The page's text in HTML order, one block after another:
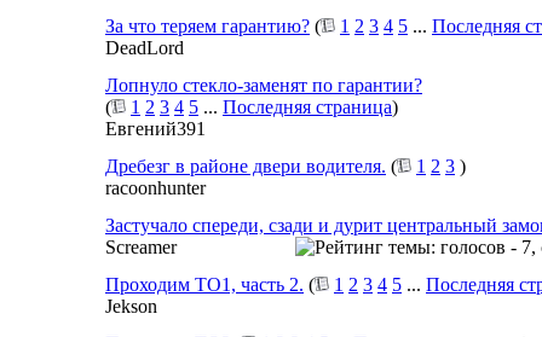
За что теряем гарантию? ( 1 2 3 4 5 ... Последняя
DeadLord
Лопнуло стекло-заменят по гарантии?
(
1 2 3 4 5 ... Последняя страница)
Евгений391
Дребезг в районе двери водителя. ( 1 2 3 )
racoonhunter
Застучало спереди, сзади и дурит центральный
Screamer
Проходим ТО1, часть 2. ( 1 2 3 4 5 ... Последняя
Jekson